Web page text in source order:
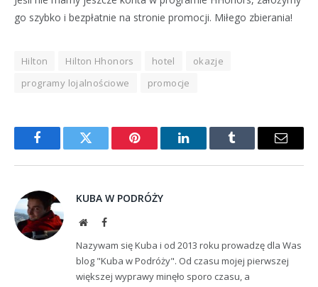
go szybko i bezpłatnie na stronie promocji. Miłego zbierania!
Hilton Hilton Hhonors hotel
okazje
programy lojalnościowe
promocje
FacebookTwitter Pinterest LinkedInTumblr Email
KUBA W PODRÓŻY
WebsiteFacebook
Nazywam się Kuba i od 2013 roku prowadzę dla Was
blog "Kuba w Podróży". Od czasu mojej pierwszej
większej wyprawy minęło sporo czasu, a